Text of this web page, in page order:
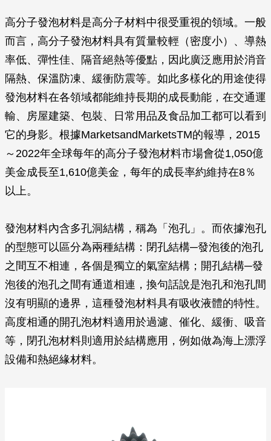
高分子發泡材料是高分子材料中很受重視的領域。一般
而言，高分子發泡材料具有質量較輕（密度小）、導熱
率低、彈性佳、隔音絕熱等優點，因此廣泛應用於消音
隔熱、保溫防凍、緩衝防震等。如此多樣化的用途使得
發泡材料在各領域都能維持長期的成長動能，在交通運
輸、房屋建築、包裝、日常用品及食品加工都可以看到
它的身影。根據MarketsandMarketsTM的報導，2015
～2022年全球每年的高分子發泡材料市場會從1,050億
美金成長至1,610億美金，每年的成長率約維持在8％
以上。
發泡材料內含多孔洞結構，稱為「泡孔」。而依據泡孔
的型態可以區分為兩種結構：閉孔結構─發泡後的泡孔
之間互不相連，各個是獨立的氣室結構；開孔結構─發
泡後的泡孔之間有通道相連，換句話說是泡孔和泡孔間
沒有明顯的邊界，這種發泡材料具有吸收液體的特性。
高度相通的開孔泡材料適用於過濾、催化、緩衝、吸音
等，閉孔泡材料則適用於結構應用，例如做為海上漂浮
設備和熱絕緣材料。